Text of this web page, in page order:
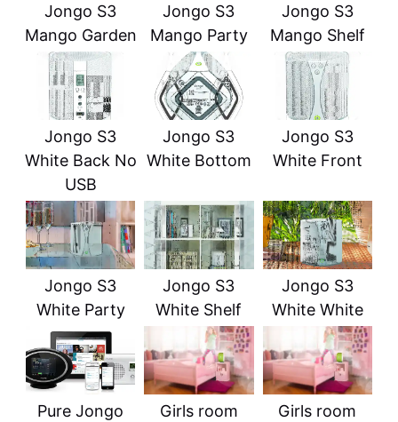
Jongo S3
Mango Garden
Jongo S3
Mango Party
Jongo S3
Mango Shelf
Jongo S3
White Back No
USB
Jongo S3
White Bottom
Jongo S3
White Front
Jongo S3
White Party
Jongo S3
White Shelf
Jongo S3
White White
Pure Jongo
Girls room
Girls room